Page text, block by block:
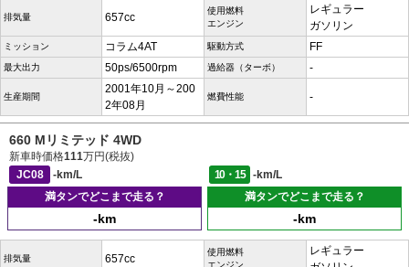
排気量 657cc
使用燃料
エンジン
レギュラー
ガソリン
ミッション コラム4AT 駆動方式 FF
最大出力 50ps/6500rpm 過給器（ターボ） -
生産期間
2001年10月～200
2年08月
燃費性能 -
660 Mリミテッド 4WD
新車時価格111万円(税抜)
JC08
-km/L 10・15
-km/L
満タンでどこまで走る？
-km
満タンでどこまで走る？
-km
排気量 657cc
使用燃料
エンジン
レギュラー